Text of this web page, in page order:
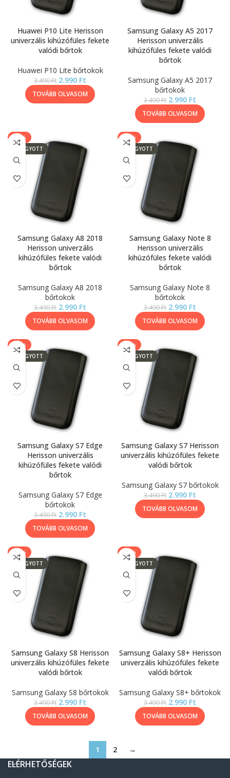
Huawei P10 Lite Herisson
univerzális kihúzófüles fekete
valódi bőrtok
Huawei P10 Lite bőrtokok
3.490Ft 2.990 Ft
TOVÁBB OLVASOM
Samsung Galaxy A5 2017
Herisson univerzális
kihúzófüles fekete valódi
bőrtok
Samsung Galaxy A5 2017
bőrtokok
3.490Ft 2.990 Ft
TOVÁBB OLVASOM
-14%
ELFOGYOTT
Samsung Galaxy A8 2018
Herisson univerzális
kihúzófüles fekete valódi
bőrtok
Samsung Galaxy A8 2018
bőrtokok
3.490Ft 2.990 Ft
TOVÁBB OLVASOM
-14%
ELFOGYOTT
Samsung Galaxy Note 8
Herisson univerzális
kihúzófüles fekete valódi
bőrtok
Samsung Galaxy Note 8
bőrtokok
3.490Ft 2.990 Ft
TOVÁBB OLVASOM
-14%
ELFOGYOTT
Samsung Galaxy S7 Edge
Herisson univerzális
kihúzófüles fekete valódi
bőrtok
Samsung Galaxy S7 Edge
bőrtokok
3.490Ft 2.990 Ft
TOVÁBB OLVASOM
-14%
ELFOGYOTT
Samsung Galaxy S7 Herisson
univerzális kihúzófüles fekete
valódi bőrtok
Samsung Galaxy S7 bőrtokok
3.490Ft 2.990 Ft
TOVÁBB OLVASOM
-14%
ELFOGYOTT
Samsung Galaxy S8 Herisson
univerzális kihúzófüles fekete
valódi bőrtok
Samsung Galaxy S8 bőrtokok
3.490Ft 2.990 Ft
TOVÁBB OLVASOM
-14%
ELFOGYOTT
Samsung Galaxy S8+ Herisson
univerzális kihúzófüles fekete
valódi bőrtok
Samsung Galaxy S8+ bőrtokok
3.490Ft 2.990 Ft
TOVÁBB OLVASOM
1 2 →
ELÉRHETŐSÉGEK